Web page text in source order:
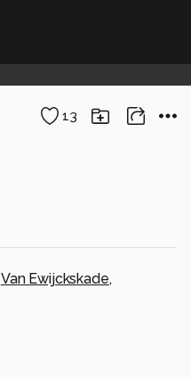
13
Van Ewijckskade,